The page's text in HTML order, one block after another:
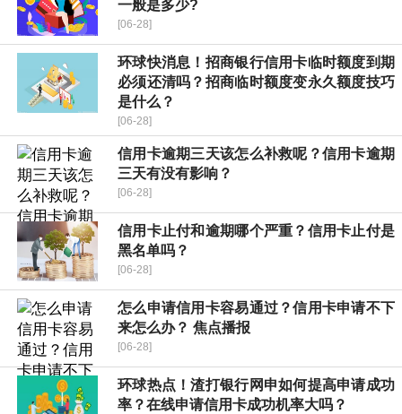
一般是多少?
[06-28]
环球快消息！招商银行信用卡临时额度到期
必须还清吗？招商临时额度变永久额度技巧
是什么？
[06-28]
信用卡逾期三天该怎么补救呢？信用卡逾期
三天有没有影响？
[06-28]
信用卡止付和逾期哪个严重？信用卡止付是
黑名单吗？
[06-28]
怎么申请信用卡容易通过？信用卡申请不下
来怎么办？ 焦点播报
[06-28]
环球热点！渣打银行网申如何提高申请成功
率？在线申请信用卡成功机率大吗？